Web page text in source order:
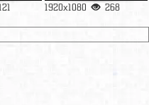
1920x1080 268